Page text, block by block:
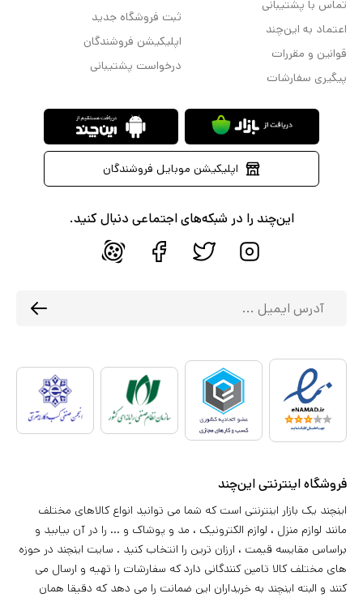
تماس با پشتیبانی
اعتماد به این‌چند
قوانین و مقررات
پیگیری سفارشات
ثبت فروشگاه جدید
اپلیکیشن فروشندگان
درخواست پشتیبانی
اپلیکیشن موبایل فروشندگان
این‌چند را در شبکه‌های اجتماعی دنبال کنید.
فروشگاه اینترنتی این‌چند
اینچند یک بازار اینترنتی است که شما می توانید انواع کالاهای مختلف
مانند لوازم منزل ، لوازم الکترونیک ، مد و پوشاک و ... را در آن بیابید و
براساس مقایسه قیمت ، ارزان ترین را انتخاب کنید . سایت اینچند در حوزه
های مختلف کالا تامین کنندگانی دارد که سفارشات را تهیه و ارسال می
کنند و البته اینچند به خریداران این ضمانت را می دهد که دقیقا همان